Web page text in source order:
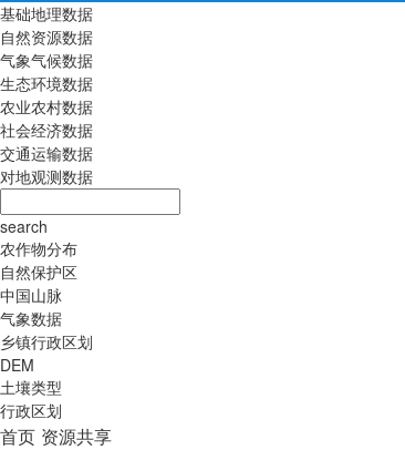
基础地理数据
自然资源数据
气象气候数据
生态环境数据
农业农村数据
社会经济数据
交通运输数据
对地观测数据
search
农作物分布
自然保护区
中国山脉
气象数据
乡镇行政区划
DEM
土壤类型
行政区划
首页 资源共享